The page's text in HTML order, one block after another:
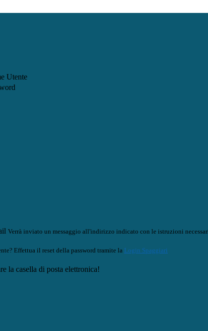
Utente
Verrà inviato un messaggio all'indirizzo indicato con le istruzioni
Effettua il reset della password tramite la Login Spaggiari
la casella di posta elettronica!